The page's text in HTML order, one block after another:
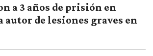
a 3 años de prisión en
autor de lesiones graves en